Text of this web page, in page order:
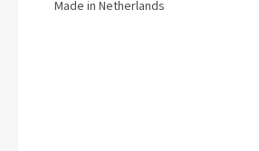
Made in Netherlands